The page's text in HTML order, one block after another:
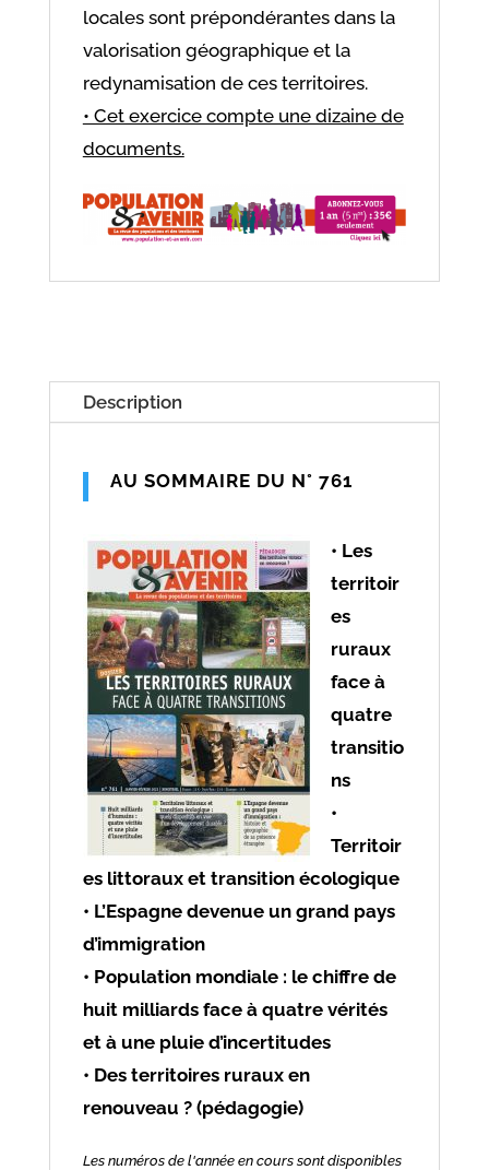
locales sont prépondérantes dans la
valorisation géographique et la
redynamisation de ces territoires.
• Cet exercice compte une dizaine de
documents.
Description
AU SOMMAIRE DU N° 761
• Les
territoir
es
ruraux
face à
quatre
transitio
ns
•
Territoir
es littoraux et transition écologique
• L’Espagne devenue un grand pays
d’immigration
• Population mondiale : le chiffre de
huit milliards face à quatre vérités
et à une pluie d’incertitudes
• Des territoires ruraux en
renouveau ? (pédagogie)
Les numéros de l'année en cours sont disponibles